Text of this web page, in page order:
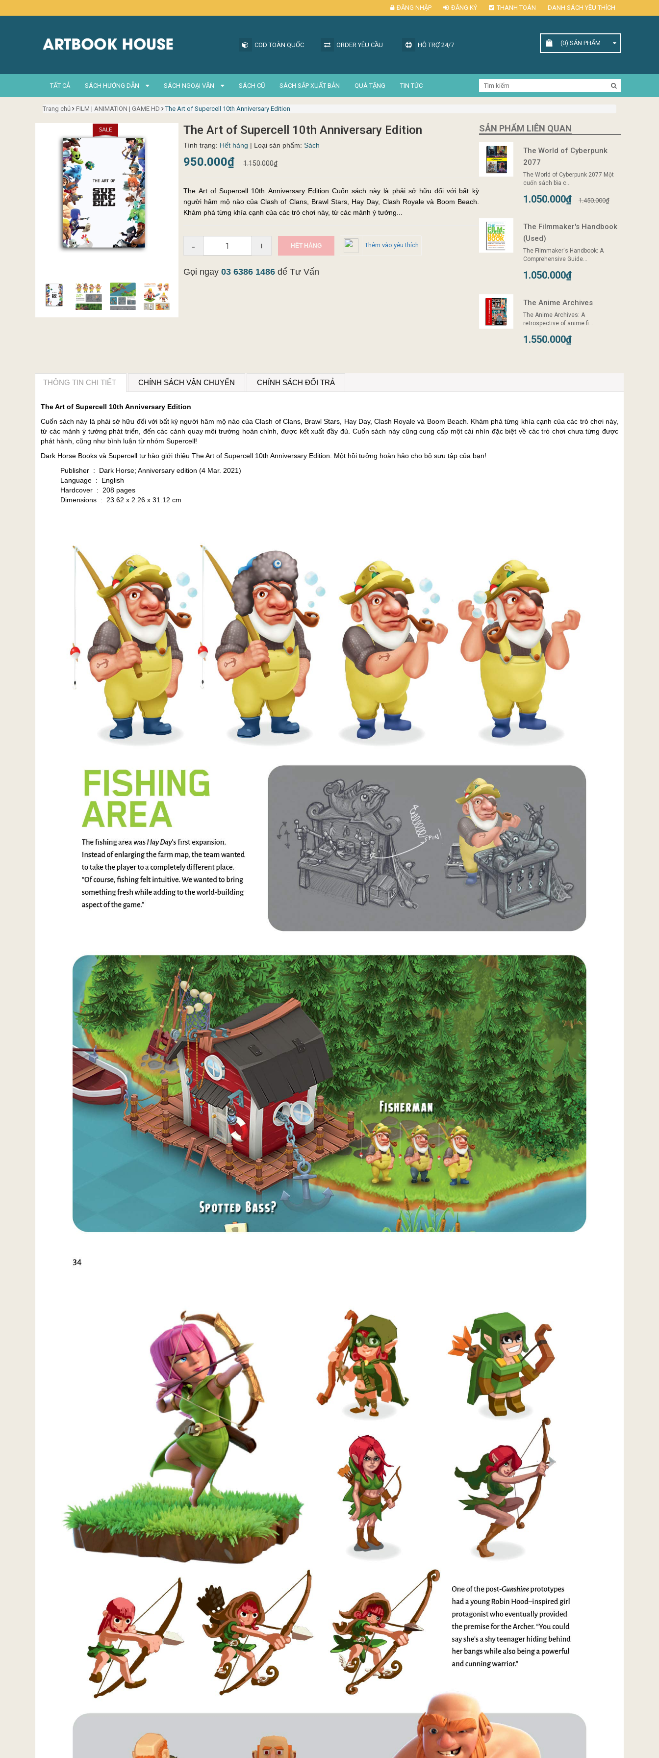
ĐĂNG NHẬP ĐĂNG KÝ THANH TOÁN DANH SÁCH YÊU THÍCH
COD TOÀN QUỐC ORDER YÊU CẦU HỖ TRỢ 24/7 (0) SẢN PHẨM
TẤT CẢ SÁCH HƯỚNG DẪN SÁCH NGOẠI VĂN SÁCH CŨ SÁCH SẮP XUẤT BẢN QUÀ TẶNG TIN TỨC
Trang chủ FILM | ANIMATION | GAME HD The Art of Supercell 10th Anniversary Edition
The Art of Supercell 10th Anniversary Edition
Tình trạng: Hết hàng | Loại sản phẩm: Sách
950.000₫ 1.150.000₫
The Art of Supercell 10th Anniversary Edition Cuốn sách này là phải sở hữu đối với bất kỳ
người hâm mộ nào của Clash of Clans, Brawl Stars, Hay Day, Clash Royale và Boom Beach.
Khám phá từng khía cạnh của các trò chơi này, từ các mảnh ý tưởng...
- + HẾT HÀNG Thêm vào yêu thích
Gọi ngay 03 6386 1486để Tư Vấn
SẢN PHẨM LIÊN QUAN
The World of Cyberpunk
2077
The World of Cyberpunk 2077 Một
cuốn sách bìa c...
1.050.000₫ 1.450.000₫
The Filmmaker's Handbook
(Used)
The Filmmaker's Handbook: A
Comprehensive Guide...
1.050.000₫
The Anime Archives
The Anime Archives: A
retrospective of anime fi...
1.550.000₫
THÔNG TIN CHI TIẾT CHÍNH SÁCH VẬN CHUYỂN CHÍNH SÁCH ĐỔI TRẢ
The Art of Supercell 10th Anniversary Edition
Cuốn sách này là phải sở hữu đối với bất kỳ người hâm mộ nào của Clash of Clans, Brawl Stars, Hay Day, Clash Royale và Boom Beach. Khám phá từng khía cạnh của các trò chơi này,
từ các mảnh ý tưởng phát triển, đến các cảnh quay môi trường hoàn chỉnh, được kết xuất đầy đủ. Cuốn sách này cũng cung cấp một cái nhìn đặc biệt về các trò chơi chưa từng được
phát hành, cũng như bình luận từ nhóm Supercell!
Dark Horse Books và Supercell tự hào giới thiệu The Art of Supercell 10th Anniversary Edition. Một hồi tưởng hoàn hảo cho bộ sưu tập của bạn!
Publisher ‏ : ‎ Dark Horse; Anniversary edition (4 Mar. 2021)
Language ‏ : ‎ English
Hardcover ‏ : ‎ 208 pages
Dimensions ‏ : ‎ 23.62 x 2.26 x 31.12 cm